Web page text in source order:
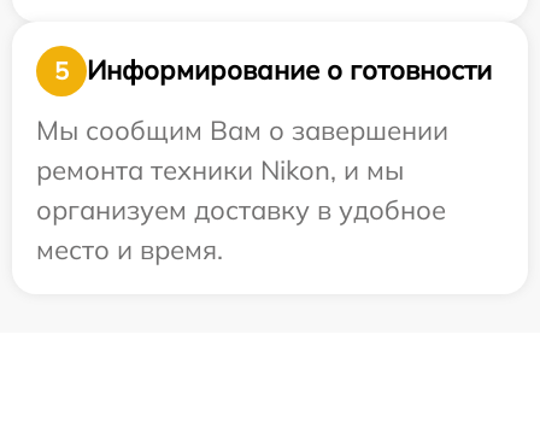
5
Информирование о готовности
Мы сообщим Вам о завершении
ремонта техники Nikon, и мы
организуем доставку в удобное
место и время.